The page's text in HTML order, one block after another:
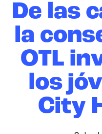
De las
la
OTL
los
City